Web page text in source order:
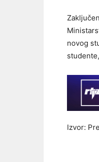
novog
Izvor: